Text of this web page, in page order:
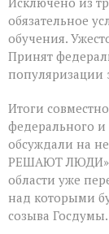
обязательное
обучения.
Принят
популяризации
Итоги
федерального и
обсуждали на
РЕШАЮТ ЛЮДИ»
области уже
над которыми
созыва Госдумы.